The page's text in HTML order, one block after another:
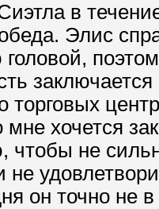
в
Элис
торговых
хочется
чтобы не
не
он точно не